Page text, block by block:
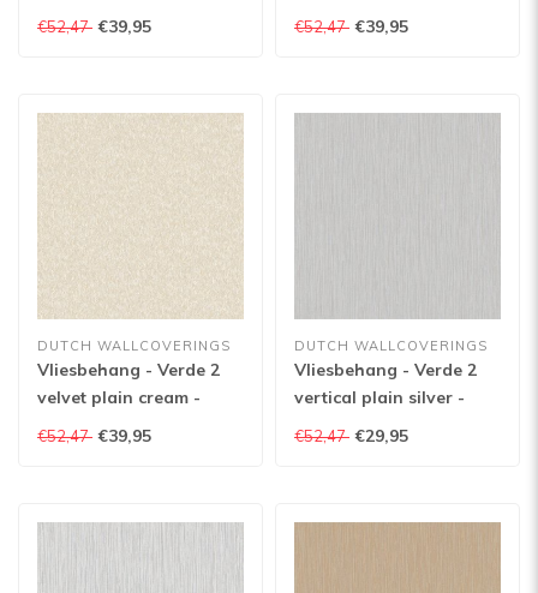
€52,47 €39,95
VD219164
€52,47 €39,95
DUTCH WALLCOVERINGS
Vliesbehang - Verde 2
velvet plain cream -
VD219160
€52,47 €39,95
DUTCH WALLCOVERINGS
Vliesbehang - Verde 2
vertical plain silver -
VD219134
€52,47 €29,95